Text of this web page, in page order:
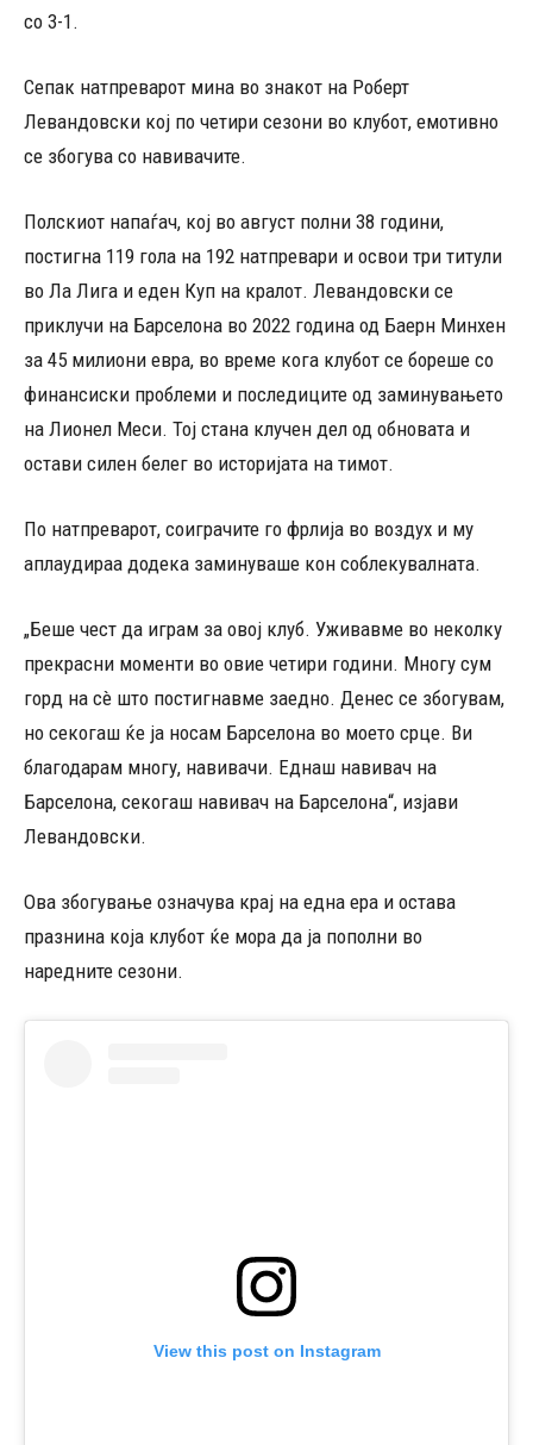
со 3-1.
Сепак натпреварот мина во знакот на Роберт
Левандовски кој по четири сезони во клубот, емотивно
се збогува со навивачите.
Полскиот напаѓач, кој во август полни 38 години,
постигна 119 гола на 192 натпревари и освои три титули
во Ла Лига и еден Куп на кралот. Левандовски се
приклучи на Барселона во 2022 година од Баерн Минхен
за 45 милиони евра, во време кога клубот се бореше со
финансиски проблеми и последиците од заминувањето
на Лионел Меси. Тој стана клучен дел од обновата и
остави силен белег во историјата на тимот.
По натпреварот, соиграчите го фрлија во воздух и му
аплаудираа додека заминуваше кон соблекувалната.
„Беше чест да играм за овој клуб. Уживавме во неколку
прекрасни моменти во овие четири години. Многу сум
горд на сè што постигнавме заедно. Денес се збогувам,
но секогаш ќе ја носам Барселона во моето срце. Ви
благодарам многу, навивачи. Еднаш навивач на
Барселона, секогаш навивач на Барселона“, изјави
Левандовски.
Ова збогување означува крај на една ера и остава
празнина која клубот ќе мора да ја пополни во
наредните сезони.
View this post on Instagram